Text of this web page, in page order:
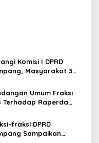
Komisi I DPRD
Masyarakat 3
Pajeruan-
Komis
Umum Fraksi
Terhadap Raperda
fraksi DPRD
Sampaikan